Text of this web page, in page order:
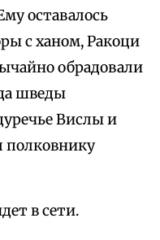
оставалось
с ханом, Ракоци
обрадовали
шведы
Вислы и
полковнику
в сети.